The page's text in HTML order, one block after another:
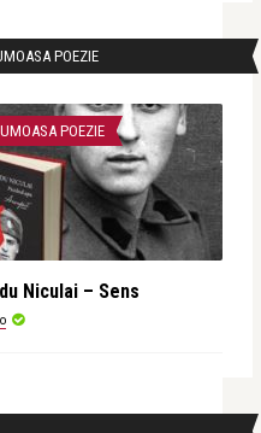
POEZIE
POEZIE
Niculai – Sens